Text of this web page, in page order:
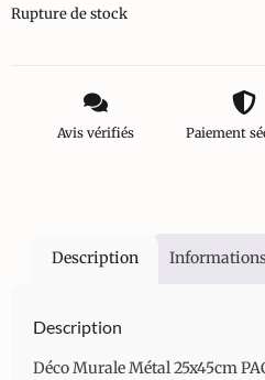
Rupture de stock
Avis vérifiés Paiement
Description
Description
Déco Murale Métal 25x45cm